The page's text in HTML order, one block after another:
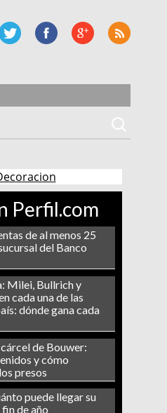
Perfil.com
de al menos 25
del Banco
Milei, Bullrich y
cada una de las
dónde gana cada
de Bouwer:
y cómo
presos
puede llegar su
de año